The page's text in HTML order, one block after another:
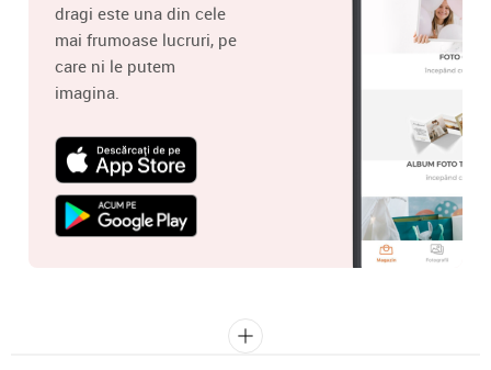
dragi este una din cele
mai frumoase lucruri, pe
care ni le putem
imagina.